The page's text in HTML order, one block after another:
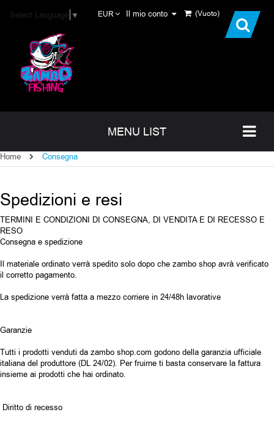
(Vuoto)
Il mio conto
EUR
Select Language ▼
MENU LIST
Home Consegna
Spedizioni e resi
TERMINI E CONDIZIONI DI CONSEGNA, DI VENDITA E DI RECESSO E
RESO
Consegna e spedizione
Il materiale ordinato verrà spedito solo dopo che zambo shop avrà verificato
il corretto pagamento.
La spedizione verrà fatta a mezzo corriere in 24/48h lavorative
Garanzie
Tutti i prodotti venduti da zambo shop.com godono della garanzia ufficiale
italiana del produttore (DL 24/02). Per fruirne ti basta conservare la fattura
insieme ai prodotti che hai ordinato.
Diritto di recesso